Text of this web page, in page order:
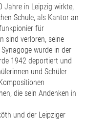
Jahre in Leipzig wirkte,
Schule, als Kantor an
für
sind verloren, seine
wurde in der
1942 deportiert und
und Schüler
die sein Andenken in
und der Leipziger